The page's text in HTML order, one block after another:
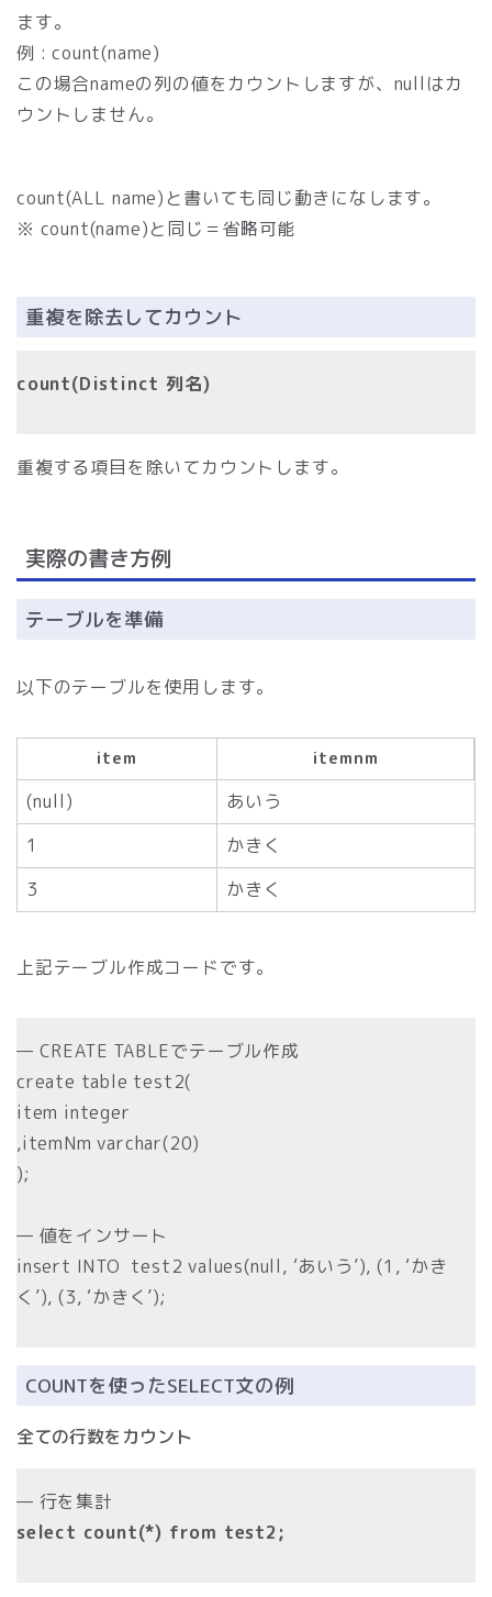
ます。
例 : count(name)
この場合nameの列の値をカウントしますが、nullはカ
ウントしません。
count(ALL name)と書いても同じ動きになします。
※ count(name)と同じ＝省略可能
重複を除去してカウント
count(Distinct 列名)
重複する項目を除いてカウントします。
実際の書き方例
テーブルを準備
以下のテーブルを使用します。
item itemnm
(null)
あいう
1
かきく
3
かきく
上記テーブル作成コードです。
— CREATE TABLEでテーブル作成
create table test2(
item integer
,itemNm varchar(20)
);
— 値をインサート
insert INTO test2 values(null, ‘あいう’), (1, ‘かき
く’), (3, ‘かきく’);
COUNTを使ったSELECT文の例
全ての行数をカウント
— 行を集計
select count(*) from test2;